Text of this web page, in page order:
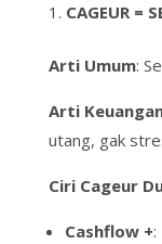
CAGEUR =
Arti Umum:
Arti
utang, gak
Ciri Cageur
Cashflow +